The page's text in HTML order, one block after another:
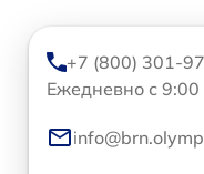
+7 (800) 301-
Ежедневно с